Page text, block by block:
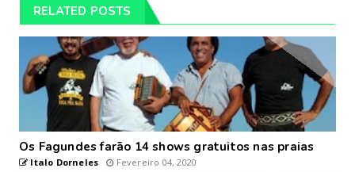
RELATED POSTS
Os Fagundes farão 14 shows gratuitos nas praias
Italo Dorneles Fevereiro 04, 2020